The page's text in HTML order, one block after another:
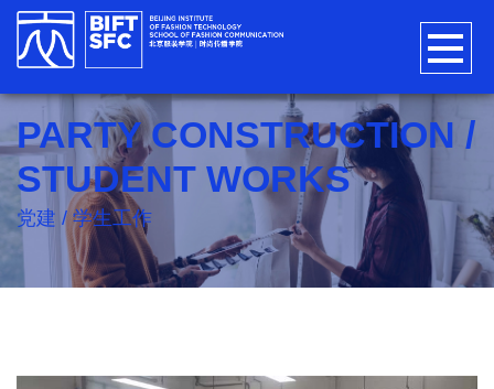
PARTY CONSTRUCTION /
STUDENT WORKS
党建 / 学生工作